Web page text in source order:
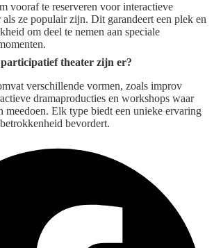
vooraf te reserveren voor interactieve
ze populair zijn. Dit garandeert een plek en
om deel te nemen aan speciale
theater zijn er?
verschillende vormen, zoals improv
dramaproducties en workshops waar
meedoen. Elk type biedt een unieke ervaring
bevordert.